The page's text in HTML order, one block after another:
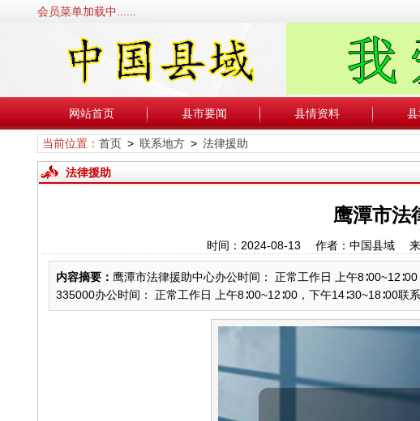
会员菜单加载中......
网站首页 县市要闻 县情资料
当前位置： 首页> 联系地方> 法律援助
法律援助
鹰潭市法
时间：2024-08-13 作者：中国县域
内容摘要： 鹰潭市法律援助中心办公时间： 正常工作日 上午
335000办公时间： 正常工作日 上午8∶00~12∶00，下午14∶30~18∶00联